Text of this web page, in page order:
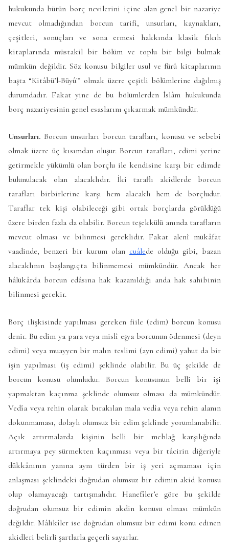
hukukunda bütün borç nevilerini içine alan genel bir nazariye
mevcut olmadığından borcun tarifi, unsurları, kaynakları,
çeşitleri, sonuçları ve sona ermesi hakkında klasik fıkıh
kitaplarında müstakil bir bölüm ve toplu bir bilgi bulmak
mümkün değildir. Söz konusu bilgiler usul ve fürû kitaplarının
başta “Kitâbü’l-Büyûʿ” olmak üzere çeşitli bölümlerine dağılmış
durumdadır. Fakat yine de bu bölümlerden İslâm hukukunda
borç nazariyesinin genel esaslarını çıkarmak mümkündür.
Unsurları. Borcun unsurları borcun tarafları, konusu ve sebebi
olmak üzere üç kısımdan oluşur. Borcun tarafları, edimi yerine
getirmekle yükümlü olan borçlu ile kendisine karşı bir edimde
bulunulacak olan alacaklıdır. İki taraflı akidlerde borcun
tarafları birbirlerine karşı hem alacaklı hem de borçludur.
Taraflar tek kişi olabileceği gibi ortak borçlarda görüldüğü
üzere birden fazla da olabilir. Borcun teşekkülü anında tarafların
mevcut olması ve bilinmesi gereklidir. Fakat alenî mükâfat
vaadinde, benzeri bir kurum olan cuâlede olduğu gibi, bazan
alacaklının başlangıçta bilinmemesi mümkündür. Ancak her
hâlükârda borcun edâsına hak kazanıldığı anda hak sahibinin
bilinmesi gerekir.
Borç ilişkisinde yapılması gereken fiile (edim) borcun konusu
denir. Bu edim ya para veya mislî eşya borcunun ödenmesi (deyn
edimi) veya muayyen bir malın teslimi (ayn edimi) yahut da bir
işin yapılması (iş edimi) şeklinde olabilir. Bu üç şekilde de
borcun konusu olumludur. Borcun konusunun belli bir işi
yapmaktan kaçınma şeklinde olumsuz olması da mümkündür.
Vedîa veya rehin olarak bırakılan mala vedîa veya rehin alanın
dokunmaması, dolaylı olumsuz bir edim şeklinde yorumlanabilir.
Açık artırmalarda kişinin belli bir meblağ karşılığında
artırmaya pey sürmekten kaçınması veya bir tâcirin diğeriyle
dükkânının yanına aynı türden bir iş yeri açmaması için
anlaşması şeklindeki doğrudan olumsuz bir edimin akid konusu
olup olamayacağı tartışmalıdır. Hanefîler’e göre bu şekilde
doğrudan olumsuz bir edimin akdin konusu olması mümkün
değildir. Mâlikîler ise doğrudan olumsuz bir edimi konu edinen
akidleri belirli şartlarla geçerli sayarlar.